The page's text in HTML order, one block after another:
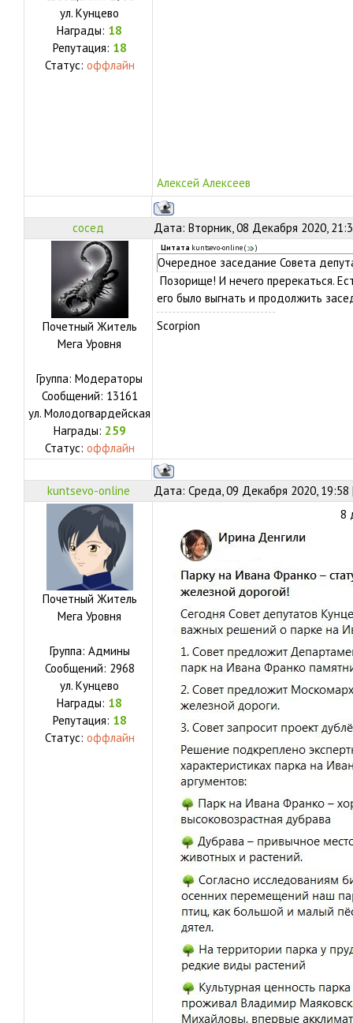
ул. Кунцево
Награды: 18
Репутация: 18
Статус: оффлайн
Алексей Алексеев
сосед Дата: Вторник, 08 Декабря 2020,
Почетный Житель
Мега Уровня
Группа: Модераторы
Сообщений: 13161
ул. Молодогвардейская
Награды: 259
Статус: оффлайн
Цитата kuntsevo-online( )
Очередное заседание Совета
Позорище! И нечего пререкаться.
его было выгнать и продолжить
Scorpion
kuntsevo-online Дата: Среда, 09 Декабря 2020,
Почетный Житель
Мега Уровня
Группа: Админы
Сообщений: 2968
ул. Кунцево
Награды: 18
Репутация: 18
Статус: оффлайн
8